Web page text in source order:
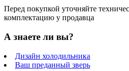
Перед покупкой уточняйте
комплектацию у продавца
А знаете ли вы?
Дизайн холодильника
Ваш преданный зверь